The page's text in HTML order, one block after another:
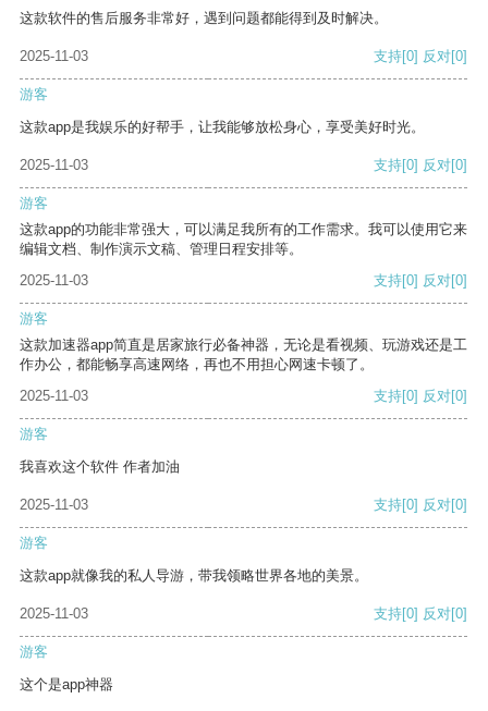
这款软件的售后服务非常好，遇到问题都能得到及时解决。
2025-11-03 支持[0] 反对[0]
游客
这款app是我娱乐的好帮手，让我能够放松身心，享受美好时光。
2025-11-03 支持[0] 反对[0]
游客
这款app的功能非常强大，可以满足我所有的工作需求。我可以使用它来
编辑文档、制作演示文稿、管理日程安排等。
2025-11-03
支持[0] 反对[0]
游客
这款加速器app简直是居家旅行必备神器，无论是看视频、玩游戏还是工
作办公，都能畅享高速网络，再也不用担心网速卡顿了。
2025-11-03
支持[0] 反对[0]
游客
我喜欢这个软件 作者加油
2025-11-03 支持[0] 反对[0]
游客
这款app就像我的私人导游，带我领略世界各地的美景。
2025-11-03 支持[0] 反对[0]
游客
这个是app神器